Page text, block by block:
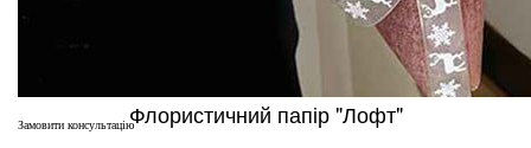
Флористичний папір "Лофт"
Замовити консультацію